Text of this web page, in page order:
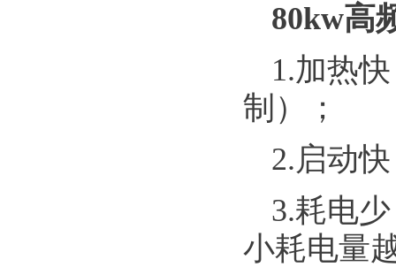
80kw高
1.加热
制）；
2.启动
3.耗电
小耗电量